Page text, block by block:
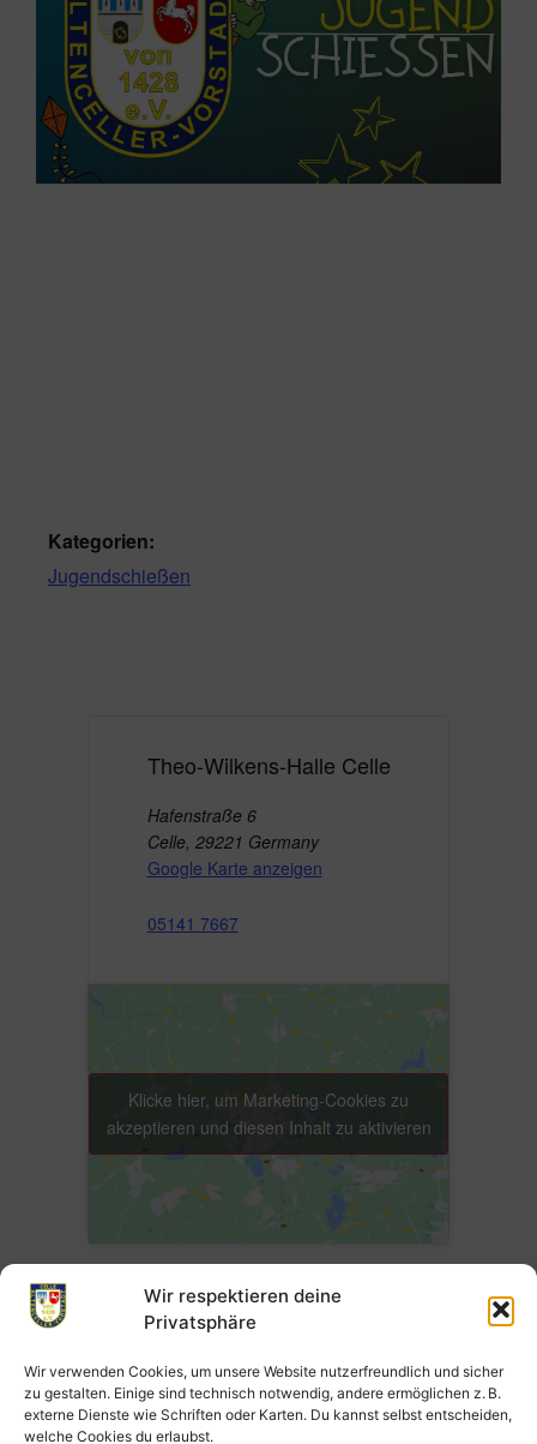
Wir respektieren deine
Privatsphäre
Wir verwenden Cookies, um unsere Website nutzerfreundlich und sicher
zu gestalten. Einige sind technisch notwendig, andere ermöglichen z. B.
externe Dienste wie Schriften oder Karten. Du kannst selbst entscheiden,
welche Cookies du erlaubst.
Kategorien:
Jugendschießen
Theo-Wilkens-Halle Celle
Hafenstraße 6
Celle, 29221 Germany
Google Karte anzeigen
05141 7667
Klicke hier, um Marketing-Cookies zu
akzeptieren und diesen Inhalt zu aktivieren
Zum Kalender hinzufügen